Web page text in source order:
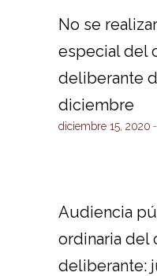
No se
especial del
deliberante
diciembre
diciembre 15, 2020
Audiencia
ordinaria del
deliberante: